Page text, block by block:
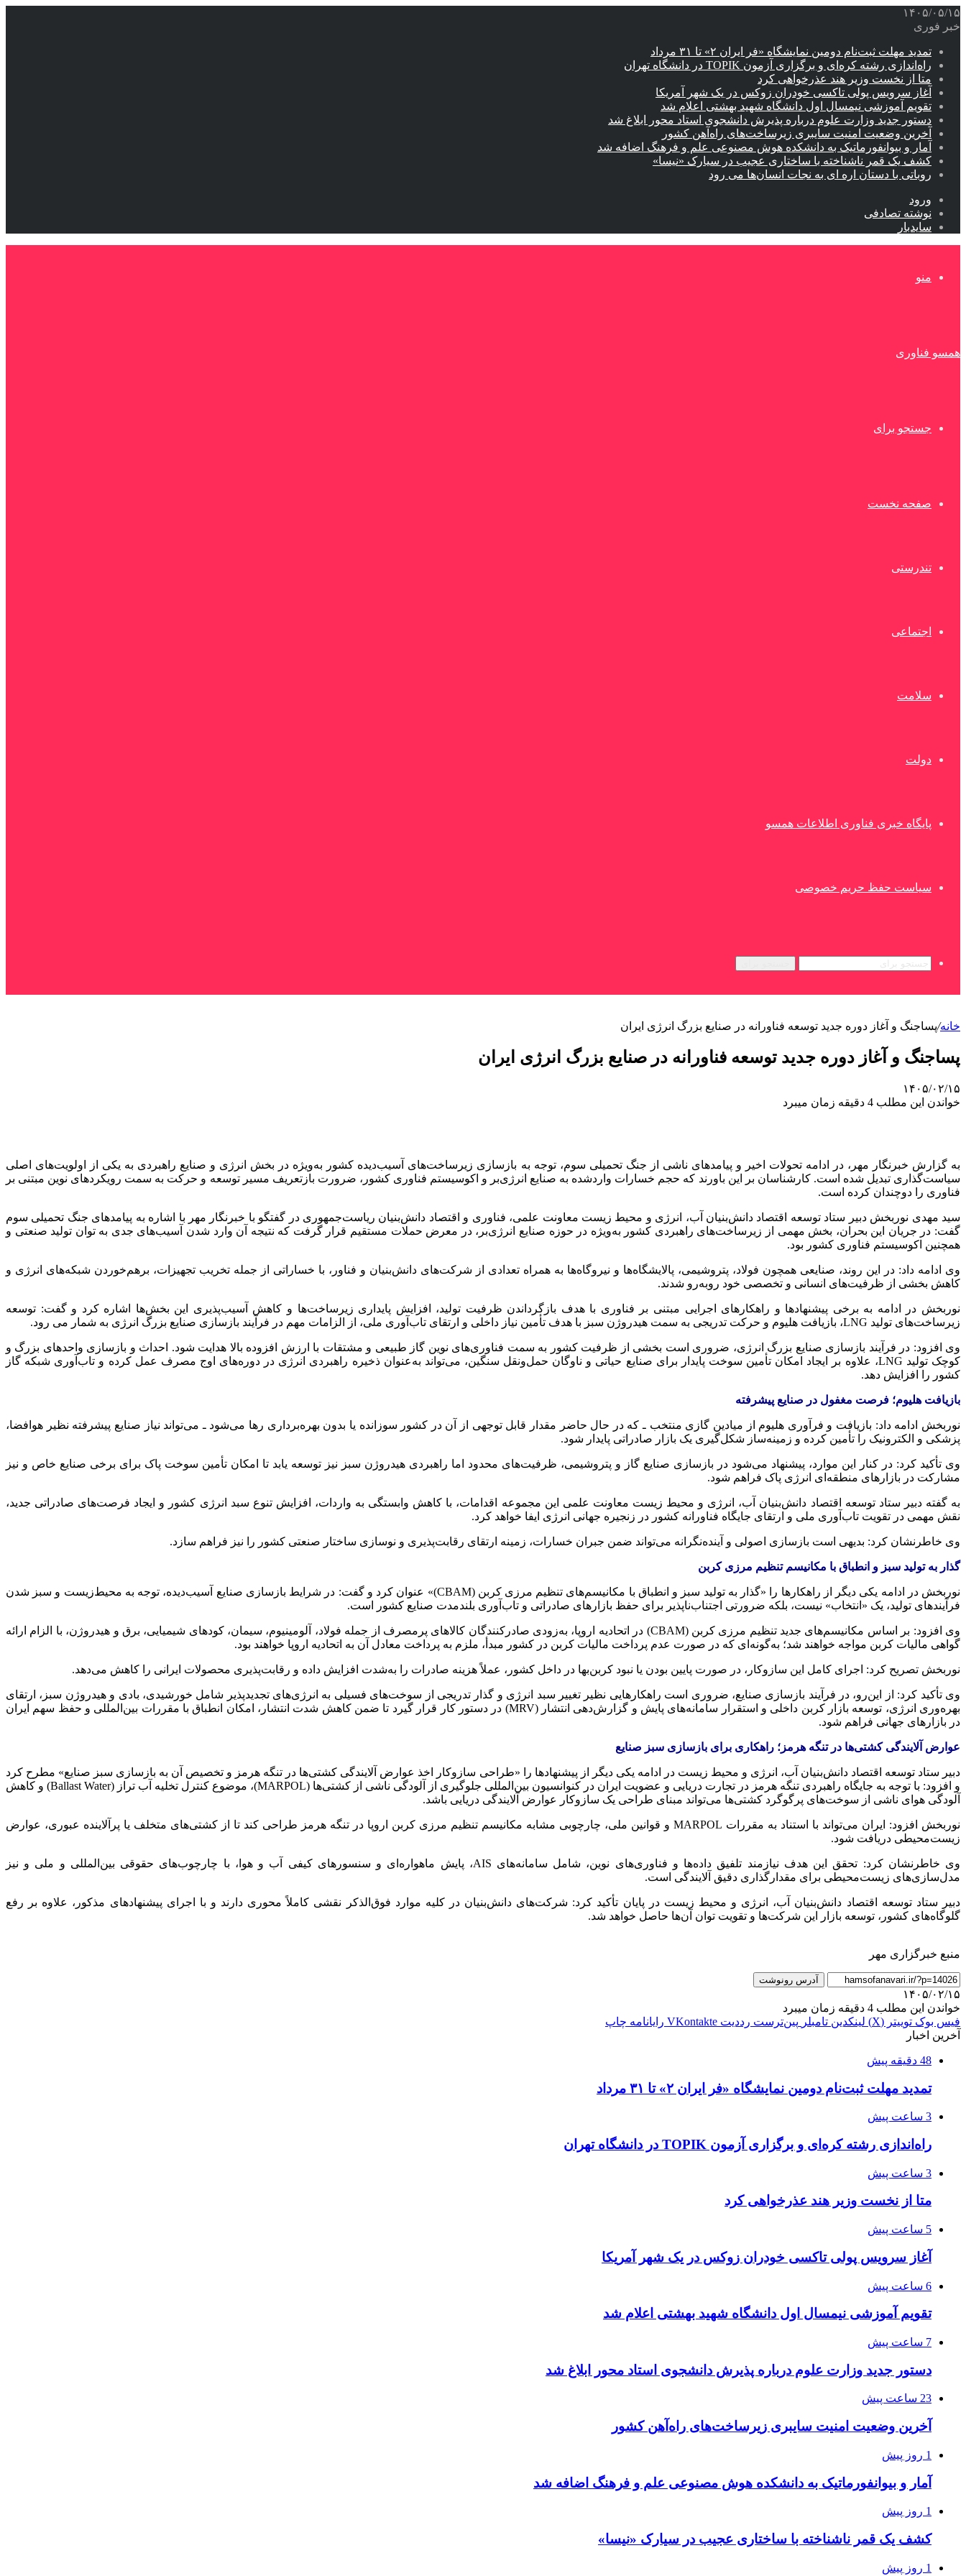
۱۴۰۵/۰۵/۱۵
خبر فوری
تمدید مهلت ثبت‌نام دومین نمایشگاه «فر ایران ۲» تا ۳۱ مرداد
راه‌اندازی رشته کره‌ای و برگزاری آزمون TOPIK در دانشگاه تهران
متا از نخست وزیر هند عذرخواهی کرد
آغاز سرویس پولی تاکسی خودران زوکس در یک شهر آمریکا
تقویم آموزشی نیمسال اول دانشگاه شهید بهشتی اعلام شد
دستور جدید وزارت علوم درباره پذیرش دانشجوی استاد محور ابلاغ شد
آخرین وضعیت امنیت سایبری زیرساخت‌های راه‌آهن کشور
آمار و بیوانفورماتیک به دانشکده هوش مصنوعی علم و فرهنگ اضافه شد
کشف یک قمر ناشناخته با ساختاری عجیب در سیارک «نیسا»
روباتی با دستان اره ای به نجات انسان‌ها می رود
ورود
نوشته تصادفی
سایدبار
منو
همسو فناوری
جستجو برای
صفحه نخست
تندرستی
اجتماعی
سلامت
دولت
پایگاه خبری فناوری اطلاعات همسو
سیاست حفظ حریم خصوصی
خانه/پساجنگ و آغاز دوره جدید توسعه فناورانه در صنایع بزرگ انرژی ایران
پساجنگ و آغاز دوره جدید توسعه فناورانه در صنایع بزرگ انرژی ایران
۱۴۰۵/۰۲/۱۵
خواندن این مطلب 4 دقیقه زمان میبرد
به گزارش خبرنگار مهر، در ادامه تحولات اخیر و پیامدهای ناشی از جنگ تحمیلی سوم، توجه به بازسازی زیرساخت‌های آسیب‌دیده کشور به‌ویژه در بخش انرژی و صنایع راهبردی به یکی از اولویت‌های اصلی
سیاست‌گذاری تبدیل شده است. کارشناسان بر این باورند که حجم خسارات واردشده به صنایع انرژی‌بر و اکوسیستم فناوری کشور، ضرورت بازتعریف مسیر توسعه و حرکت به سمت رویکردهای نوین مبتنی بر
فناوری را دوچندان کرده است.
سید مهدی نوربخش دبیر ستاد توسعه اقتصاد دانش‌بنیان آب، انرژی و محیط زیست معاونت علمی، فناوری و اقتصاد دانش‌بنیان ریاست‌جمهوری در گفتگو با خبرنگار مهر با اشاره به پیامدهای جنگ تحمیلی سوم
گفت: در جریان این بحران، بخش مهمی از زیرساخت‌های راهبردی کشور به‌ویژه در حوزه صنایع انرژی‌بر، در معرض حملات مستقیم قرار گرفت که نتیجه آن وارد شدن آسیب‌های جدی به توان تولید صنعتی و
همچنین اکوسیستم فناوری کشور بود.
وی ادامه داد: در این روند، صنایعی همچون فولاد، پتروشیمی، پالایشگاه‌ها و نیروگاه‌ها به همراه تعدادی از شرکت‌های دانش‌بنیان و فناور، با خساراتی از جمله تخریب تجهیزات، برهم‌خوردن شبکه‌های انرژی و
کاهش بخشی از ظرفیت‌های انسانی و تخصصی خود روبه‌رو شدند.
نوربخش در ادامه به برخی پیشنهادها و راهکارهای اجرایی مبتنی بر فناوری با هدف بازگرداندن ظرفیت تولید، افزایش پایداری زیرساخت‌ها و کاهش آسیب‌پذیری این بخش‌ها اشاره کرد و گفت: توسعه
زیرساخت‌های تولید LNG، بازیافت هلیوم و حرکت تدریجی به سمت هیدروژن سبز با هدف تأمین نیاز داخلی و ارتقای تاب‌آوری ملی، از الزامات مهم در فرآیند بازسازی صنایع بزرگ انرژی به شمار می رود.
وی افزود: در فرآیند بازسازی صنایع بزرگ انرژی، ضروری است بخشی از ظرفیت کشور به سمت فناوری‌های نوین گاز طبیعی و مشتقات با ارزش افزوده بالا هدایت شود. احداث و بازسازی واحدهای بزرگ و
کوچک تولید LNG، علاوه بر ایجاد امکان تأمین سوخت پایدار برای صنایع حیاتی و ناوگان حمل‌ونقل سنگین، می‌تواند به‌عنوان ذخیره راهبردی انرژی در دوره‌های اوج مصرف عمل کرده و تاب‌آوری شبکه گاز
کشور را افزایش دهد.
بازیافت هلیوم؛ فرصت مغفول در صنایع پیشرفته
نوربخش ادامه داد: بازیافت و فرآوری هلیوم از میادین گازی منتخب ـ که در حال حاضر مقدار قابل توجهی از آن در کشور سوزانده یا بدون بهره‌برداری رها می‌شود ـ می‌تواند نیاز صنایع پیشرفته نظیر هوافضا،
پزشکی و الکترونیک را تأمین کرده و زمینه‌ساز شکل‌گیری یک بازار صادراتی پایدار شود.
وی تأکید کرد: در کنار این موارد، پیشنهاد می‌شود در بازسازی صنایع گاز و پتروشیمی، ظرفیت‌های محدود اما راهبردی هیدروژن سبز نیز توسعه یابد تا امکان تأمین سوخت پاک برای برخی صنایع خاص و نیز
مشارکت در بازارهای منطقه‌ای انرژی پاک فراهم شود.
به گفته دبیر ستاد توسعه اقتصاد دانش‌بنیان آب، انرژی و محیط زیست معاونت علمی این مجموعه اقدامات، با کاهش وابستگی به واردات، افزایش تنوع سبد انرژی کشور و ایجاد فرصت‌های صادراتی جدید،
نقش مهمی در تقویت تاب‌آوری ملی و ارتقای جایگاه فناورانه کشور در زنجیره جهانی انرژی ایفا خواهد کرد.
وی خاطرنشان کرد: بدیهی است بازسازی اصولی و آینده‌نگرانه می‌تواند ضمن جبران خسارات، زمینه ارتقای رقابت‌پذیری و نوسازی ساختار صنعتی کشور را نیز فراهم سازد.
گذار به تولید سبز و انطباق با مکانیسم تنظیم مرزی کربن
نوربخش در ادامه یکی دیگر از راهکارها را «گذار به تولید سبز و انطباق با مکانیسم‌های تنظیم مرزی کربن (CBAM)» عنوان کرد و گفت: در شرایط بازسازی صنایع آسیب‌دیده، توجه به محیط‌زیست و سبز شدن
فرآیندهای تولید، یک «انتخاب» نیست، بلکه ضرورتی اجتناب‌ناپذیر برای حفظ بازارهای صادراتی و تاب‌آوری بلندمدت صنایع کشور است.
وی افزود: بر اساس مکانیسم‌های جدید تنظیم مرزی کربن (CBAM) در اتحادیه اروپا، به‌زودی صادرکنندگان کالاهای پرمصرف از جمله فولاد، آلومینیوم، سیمان، کودهای شیمیایی، برق و هیدروژن، با الزام ارائه
گواهی مالیات کربن مواجه خواهند شد؛ به‌گونه‌ای که در صورت عدم پرداخت مالیات کربن در کشور مبدأ، ملزم به پرداخت معادل آن به اتحادیه اروپا خواهند بود.
نوربخش تصریح کرد: اجرای کامل این سازوکار، در صورت پایین بودن یا نبود کربن‌بها در داخل کشور، عملاً هزینه صادرات را به‌شدت افزایش داده و رقابت‌پذیری محصولات ایرانی را کاهش می‌دهد.
وی تأکید کرد: از این‌رو، در فرآیند بازسازی صنایع، ضروری است راهکارهایی نظیر تغییر سبد انرژی و گذار تدریجی از سوخت‌های فسیلی به انرژی‌های تجدیدپذیر شامل خورشیدی، بادی و هیدروژن سبز، ارتقای
بهره‌وری انرژی، توسعه بازار کربن داخلی و استقرار سامانه‌های پایش و گزارش‌دهی انتشار (MRV) در دستور کار قرار گیرد تا ضمن کاهش شدت انتشار، امکان انطباق با مقررات بین‌المللی و حفظ سهم ایران
در بازارهای جهانی فراهم شود.
عوارض آلایندگی کشتی‌ها در تنگه هرمز؛ راهکاری برای بازسازی سبز صنایع
دبیر ستاد توسعه اقتصاد دانش‌بنیان آب، انرژی و محیط زیست در ادامه یکی دیگر از پیشنهادها را «طراحی سازوکار اخذ عوارض آلایندگی کشتی‌ها در تنگه هرمز و تخصیص آن به بازسازی سبز صنایع» مطرح کرد
و افزود: با توجه به جایگاه راهبردی تنگه هرمز در تجارت دریایی و عضویت ایران در کنوانسیون بین‌المللی جلوگیری از آلودگی ناشی از کشتی‌ها (MARPOL)، موضوع کنترل تخلیه آب تراز (Ballast Water) و کاهش
آلودگی هوای ناشی از سوخت‌های پرگوگرد کشتی‌ها می‌تواند مبنای طراحی یک سازوکار عوارض آلایندگی دریایی باشد.
نوربخش افزود: ایران می‌تواند با استناد به مقررات MARPOL و قوانین ملی، چارچوبی مشابه مکانیسم تنظیم مرزی کربن اروپا در تنگه هرمز طراحی کند تا از کشتی‌های متخلف یا پرآلاینده عبوری، عوارض
زیست‌محیطی دریافت شود.
وی خاطرنشان کرد: تحقق این هدف نیازمند تلفیق داده‌ها و فناوری‌های نوین، شامل سامانه‌های AIS، پایش ماهواره‌ای و سنسورهای کیفی آب و هوا، با چارچوب‌های حقوقی بین‌المللی و ملی و نیز
مدل‌سازی‌های زیست‌محیطی برای مقدارگذاری دقیق آلایندگی است.
دبیر ستاد توسعه اقتصاد دانش‌بنیان آب، انرژی و محیط زیست در پایان تأکید کرد: شرکت‌های دانش‌بنیان در کلیه موارد فوق‌الذکر نقشی کاملاً محوری دارند و با اجرای پیشنهادهای مذکور، علاوه بر رفع
گلوگاه‌های کشور، توسعه بازار این شرکت‌ها و تقویت توان آن‌ها حاصل خواهد شد.
منبع خبرگزاری مهر
آدرس رونوشت
۱۴۰۵/۰۲/۱۵
خواندن این مطلب 4 دقیقه زمان میبرد
فیس بوک توییتر (X) لینکدین ‫تامبلر ‫پین‌ترست ‫رددیت ‫VKontakte رایانامه چاپ
آخرین اخبار
48 دقیقه پیش
تمدید مهلت ثبت‌نام دومین نمایشگاه «فر ایران ۲» تا ۳۱ مرداد
3 ساعت پیش
راه‌اندازی رشته کره‌ای و برگزاری آزمون TOPIK در دانشگاه تهران
3 ساعت پیش
متا از نخست وزیر هند عذرخواهی کرد
5 ساعت پیش
آغاز سرویس پولی تاکسی خودران زوکس در یک شهر آمریکا
6 ساعت پیش
تقویم آموزشی نیمسال اول دانشگاه شهید بهشتی اعلام شد
7 ساعت پیش
دستور جدید وزارت علوم درباره پذیرش دانشجوی استاد محور ابلاغ شد
23 ساعت پیش
آخرین وضعیت امنیت سایبری زیرساخت‌های راه‌آهن کشور
1 روز پیش
آمار و بیوانفورماتیک به دانشکده هوش مصنوعی علم و فرهنگ اضافه شد
1 روز پیش
کشف یک قمر ناشناخته با ساختاری عجیب در سیارک «نیسا»
1 روز پیش